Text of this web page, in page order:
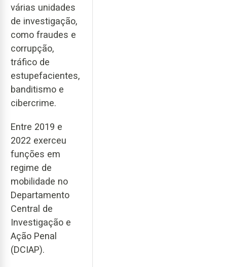
várias unidades
de investigação,
como fraudes e
corrupção,
tráfico de
estupefacientes,
banditismo e
cibercrime.
Entre 2019 e
2022 exerceu
funções em
regime de
mobilidade no
Departamento
Central de
Investigação e
Ação Penal
(DCIAP).